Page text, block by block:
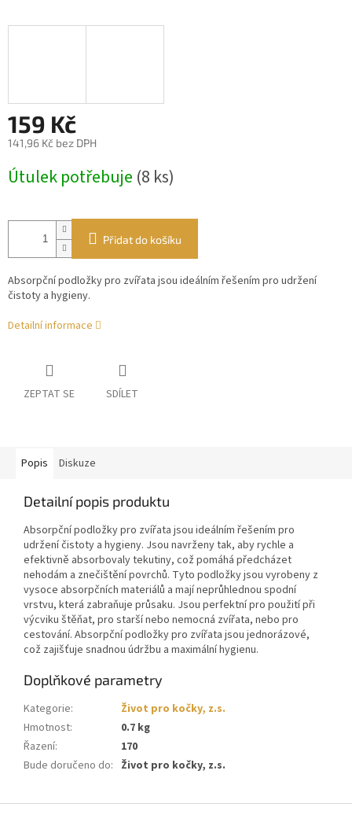
159 Kč
141,96 Kč bez DPH
Měrná
cena:
Útulek potřebuje (8 ks)
Přidat do košíku
Absorpční podložky pro zvířata jsou ideálním řešením pro udržení
čistoty a hygieny.
Detailní informace
ZEPTAT SE SDÍLET
Popis Diskuze
Detailní popis produktu
Absorpční podložky pro zvířata jsou ideálním řešením pro
udržení čistoty a hygieny. Jsou navrženy tak, aby rychle a
efektivně absorbovaly tekutiny, což pomáhá předcházet
nehodám a znečištění povrchů. Tyto podložky jsou vyrobeny z
vysoce absorpčních materiálů a mají neprůhlednou spodní
vrstvu, která zabraňuje průsaku. Jsou perfektní pro použití při
výcviku štěňat, pro starší nebo nemocná zvířata, nebo pro
cestování. Absorpční podložky pro zvířata jsou jednorázové,
což zajišťuje snadnou údržbu a maximální hygienu.
Doplňkové parametry
Kategorie:
Život pro kočky, z.s.
Hmotnost:
0.7 kg
Řazení:
170
Bude doručeno do: Život pro kočky, z.s.